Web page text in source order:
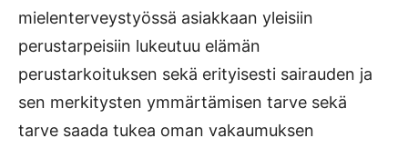
mielenterveystyössä asiakkaan yleisiin
perustarpeisiin lukeutuu elämän
perustarkoituksen sekä erityisesti sairauden ja
sen merkitysten ymmärtämisen tarve sekä
tarve saada tukea oman vakaumuksen